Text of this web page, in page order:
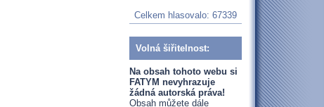
Celkem hlasovalo: 67339
Volná šiřitelnost:
Na obsah tohoto webu si
FATYM nevyhrazuje
žádná autorská práva!
Obsah můžete dále